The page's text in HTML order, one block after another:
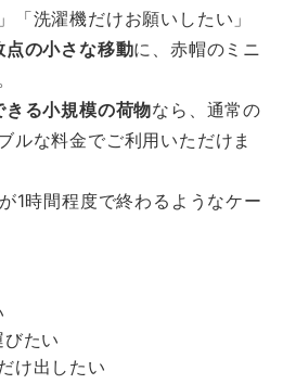
「洗濯機だけお願いしたい」
点の小さな移動に、赤帽のミニ
る小規模の荷物なら、通常の
ルな料金でご利用いただけま
1時間程度で終わるようなケー
たい
け出したい